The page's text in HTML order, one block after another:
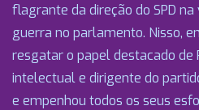
flagrante da direção do SPD
guerra no parlamento. Nisso,
resgatar o papel destacado de
intelectual e dirigente do
e empenhou todos os seus